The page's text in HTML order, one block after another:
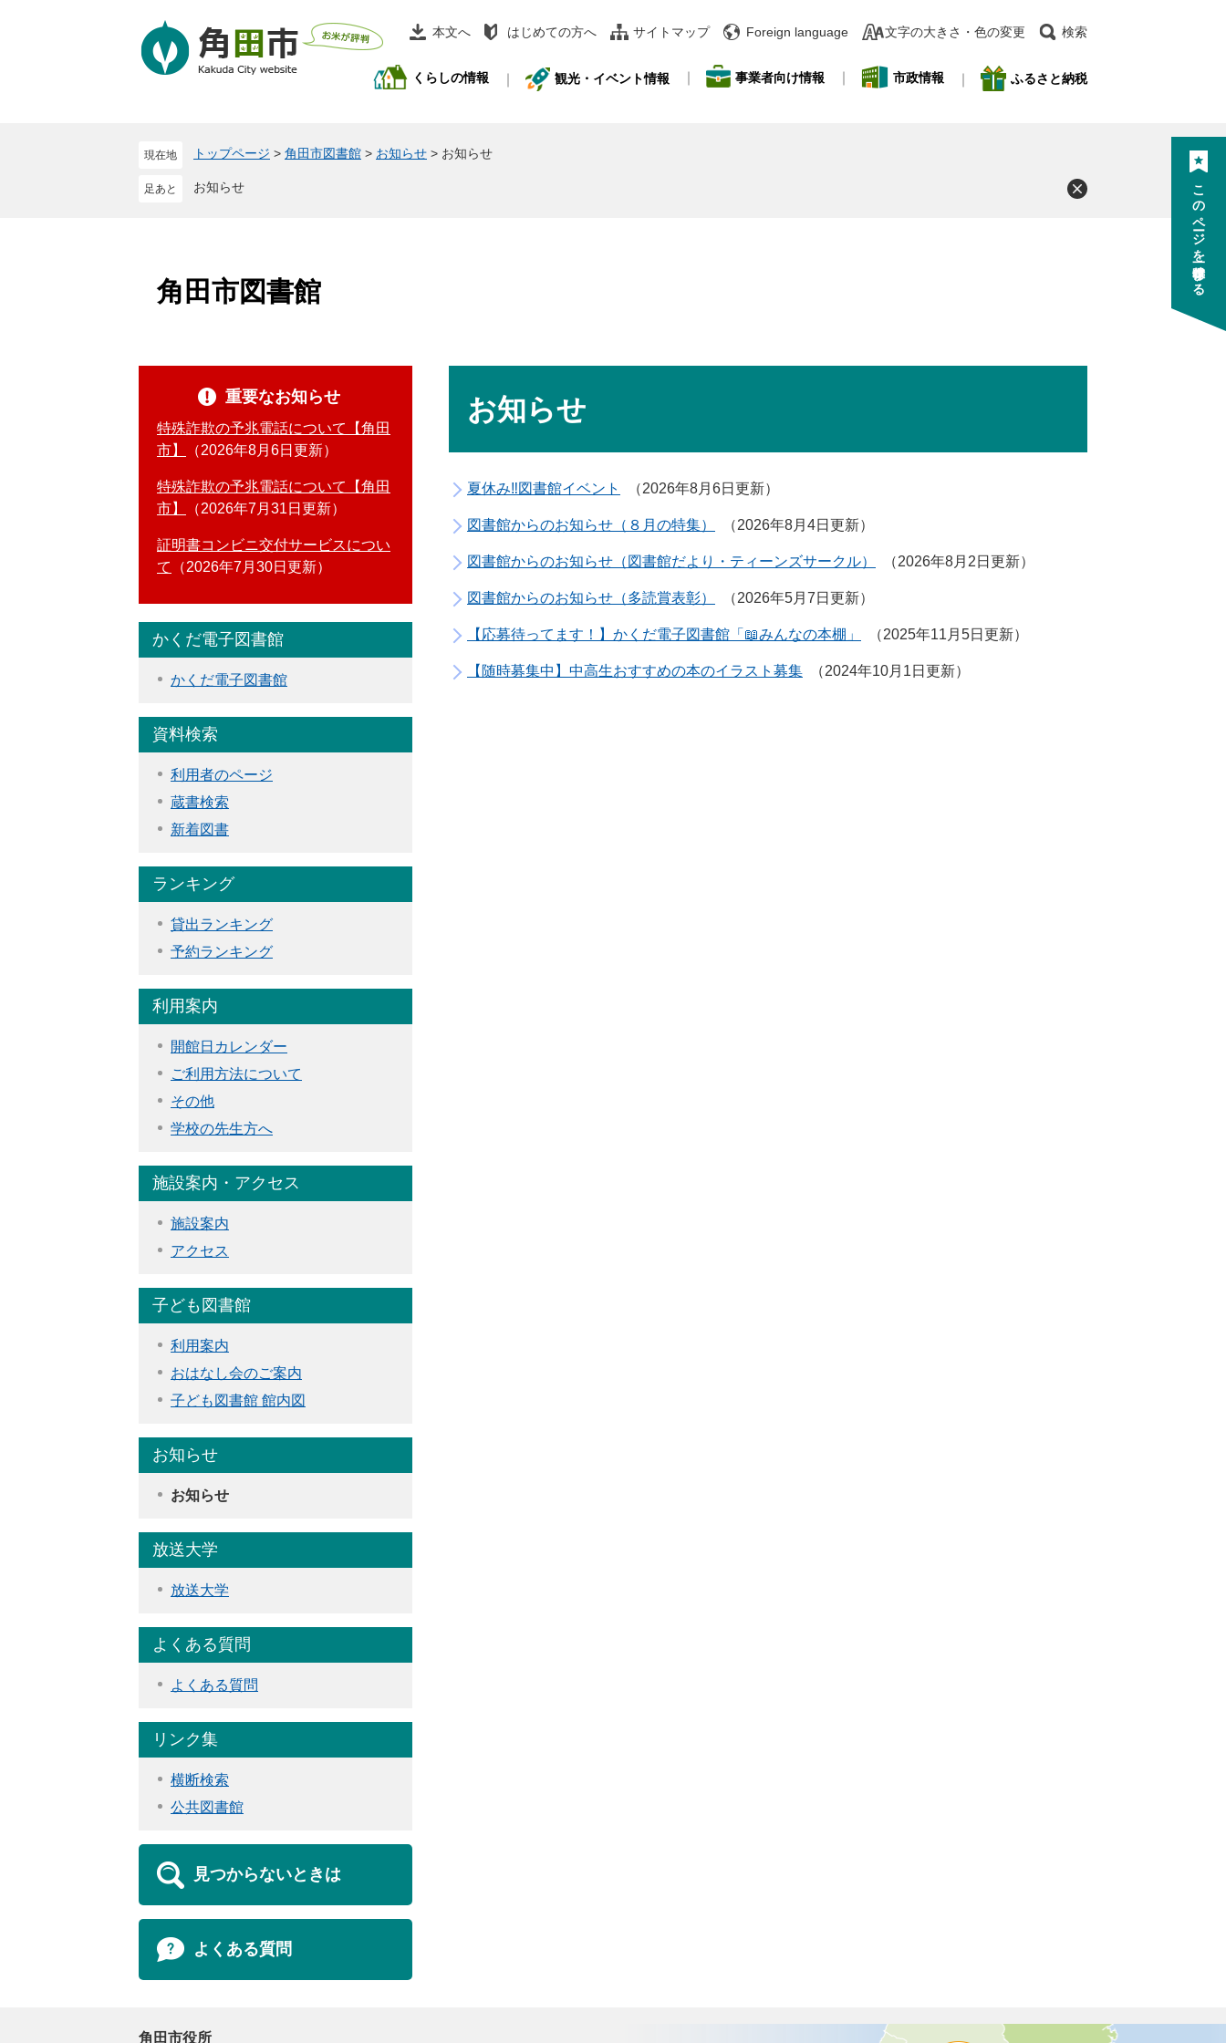
本文へ はじめての方へ サイトマップ Foreign language 文字の大きさ・色の変更 検索
くらしの情報 観光・イベント情報 事業者向け情報 市政情報 ふるさと納税
現在地 トップページ > 角田市図書館 > お知らせ > お知らせ
お知らせ
角田市図書館
お知らせ
夏休み‼図書館イベント 2026年8月6日更新
図書館からのお知らせ（８月の特集） 2026年8月4日更新
図書館からのお知らせ（図書館だより・ティーンズサークル） 2026年8月2日更新
図書館からのお知らせ（多読賞表彰） 2026年5月7日更新
【応募待ってます！】かくだ電子図書館「📖みんなの本棚」 2025年11月5日更新
【随時募集中】中高生おすすめの本のイラスト募集 2024年10月1日更新
重要なお知らせ
特殊詐欺の予兆電話について【角田
市】
2026年8月6日更新
特殊詐欺の予兆電話について【角田
市】
2026年7月31日更新
証明書コンビニ交付サービスについ
て
2026年7月30日更新
かくだ電子図書館
かくだ電子図書館
資料検索
利用者のページ
蔵書検索
新着図書
ランキング
貸出ランキング
予約ランキング
利用案内
開館日カレンダー
ご利用方法について
その他
学校の先生方へ
施設案内・アクセス
施設案内
アクセス
子ども図書館
利用案内
おはなし会のご案内
子ども図書館 館内図
お知らせ
お知らせ
放送大学
放送大学
よくある質問
よくある質問
リンク集
横断検索
公共図書館
見つからないときは
よくある質問
角田市役所
このページを一時保存する